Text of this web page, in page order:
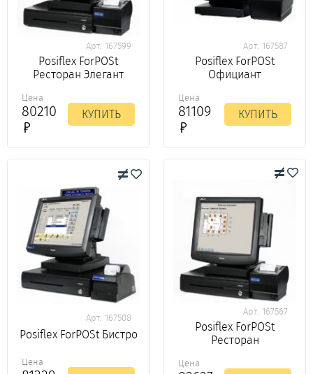
Арт. 167599
Posiflex ForPOSt
Ресторан Элегант
Цена
80210 КУПИТЬ
Арт. 167587
Posiflex ForPOSt
Официант
Цена
81109 КУПИТЬ
Арт. 167508
Posiflex ForPOSt Бистро
Цена
Арт. 167567
Posiflex ForPOSt
Ресторан
Цена